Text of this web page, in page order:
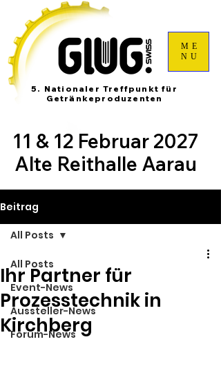
ME
NU
11 & 12 Februar 2027
Alte Reithalle Aarau
5. Nationaler Treffpunkt für
Getränkeproduzenten
Beitrag
All Posts
Event-News
Aussteller-News
Forum-News
All Posts
Ihr Partner für
Prozesstechnik in
Kirchberg